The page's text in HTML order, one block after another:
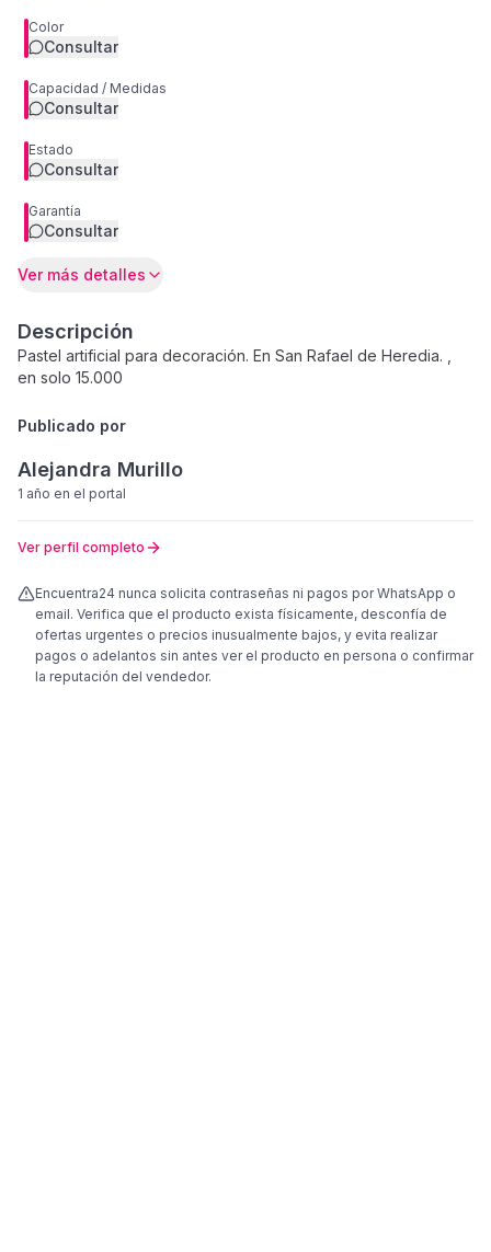
Color
Consultar
Capacidad / Medidas
Consultar
Estado
Consultar
Garantía
Consultar
Ver más detalles
Descripción
Pastel artificial para decoración. En San Rafael de Heredia. ,
en solo 15.000
Publicado por
Alejandra Murillo
1 año en el portal
Ver perfil completo
Encuentra24 nunca solicita contraseñas ni pagos por WhatsApp o
email. Verifica que el producto exista físicamente, desconfía de
ofertas urgentes o precios inusualmente bajos, y evita realizar
pagos o adelantos sin antes ver el producto en persona o confirmar
la reputación del vendedor.